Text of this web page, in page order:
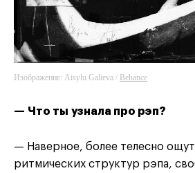
Изображение: Aisylu Galieva / Behance
— Что ты узнала про рэп?
— Наверное, более телесно
ритмических структур рэпа,